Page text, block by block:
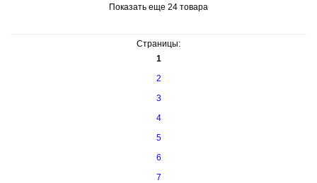
Показать еще 24 товара
Страницы:
1
2
3
4
5
6
7